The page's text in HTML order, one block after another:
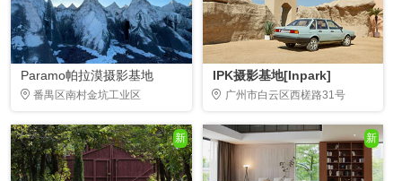
Paramo帕拉漠摄影基地
番禺区南村金坑工业区
IPK摄影基地[Inpark]
广州市白云区西槎路31号
新 新